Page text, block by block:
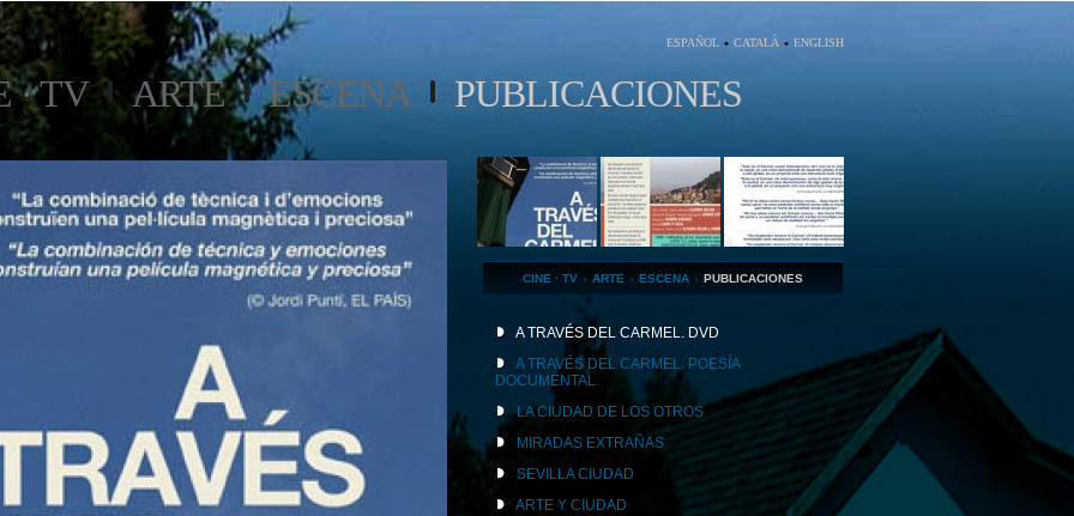
ESPAÑOL CATALÀ ENGLISH
· TV ARTE ESCENA PUBLICACIONES
CINE · TV ARTE ESCENA PUBLICACIONES
A TRAVÉS DEL CARMEL. DVD
A TRAVÉS DEL CARMEL. POESÍA
DOCUMENTAL.
LA CIUDAD DE LOS OTROS
MIRADAS EXTRAÑAS
SEVILLA CIUDAD
ARTE Y CIUDAD